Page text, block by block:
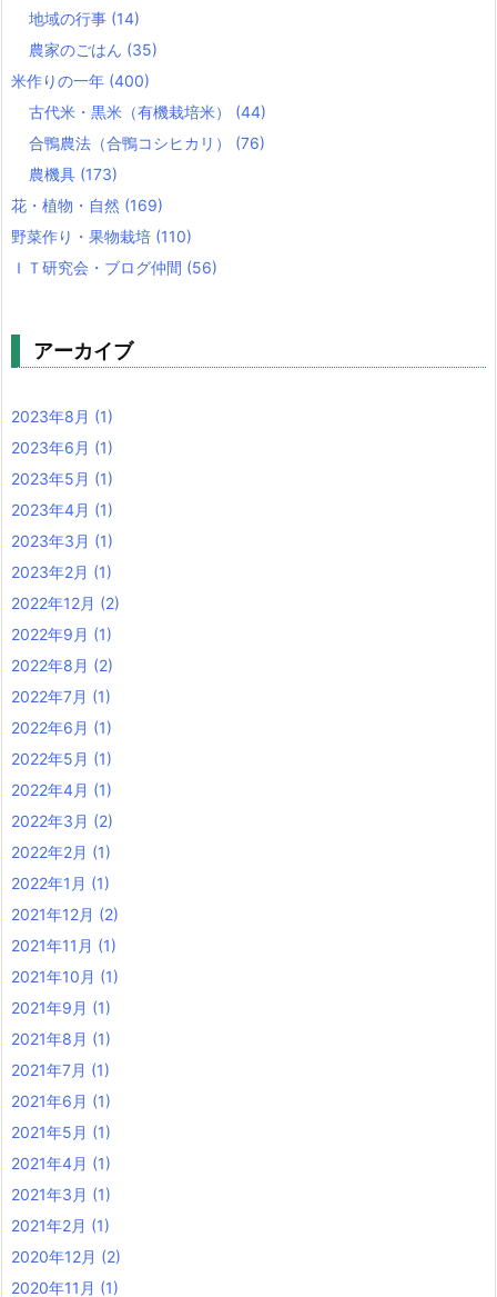
地域の行事 (14)
農家のごはん (35)
米作りの一年 (400)
古代米・黒米（有機栽培米） (44)
合鴨農法（合鴨コシヒカリ） (76)
農機具 (173)
花・植物・自然 (169)
野菜作り・果物栽培 (110)
ＩＴ研究会・ブログ仲間 (56)
アーカイブ
2023年8月 (1)
2023年6月 (1)
2023年5月 (1)
2023年4月 (1)
2023年3月 (1)
2023年2月 (1)
2022年12月 (2)
2022年9月 (1)
2022年8月 (2)
2022年7月 (1)
2022年6月 (1)
2022年5月 (1)
2022年4月 (1)
2022年3月 (2)
2022年2月 (1)
2022年1月 (1)
2021年12月 (2)
2021年11月 (1)
2021年10月 (1)
2021年9月 (1)
2021年8月 (1)
2021年7月 (1)
2021年6月 (1)
2021年5月 (1)
2021年4月 (1)
2021年3月 (1)
2021年2月 (1)
2020年12月 (2)
2020年11月 (1)